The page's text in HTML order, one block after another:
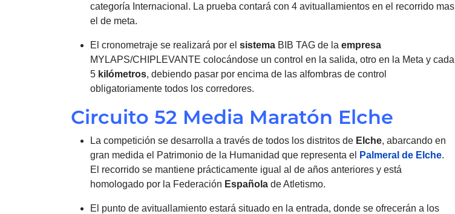
categoría Internacional. La prueba contará con 4 avituallamientos en el recorrido mas
el de meta.
El cronometraje se realizará por el sistema BIB TAG de la empresa
MYLAPS/CHIPLEVANTE colocándose un control en la salida, otro en la Meta y cada
5 kilómetros, debiendo pasar por encima de las alfombras de control
obligatoriamente todos los corredores.
Circuito 52 Media Maratón Elche
La competición se desarrolla a través de todos los distritos de Elche, abarcando en
gran medida el Patrimonio de la Humanidad que representa el
Palmeral de Elche.
El recorrido se mantiene prácticamente igual al de años anteriores y está
homologado por la Federación Española de Atletismo.
El punto de avituallamiento estará situado en la entrada, donde se ofrecerán a los